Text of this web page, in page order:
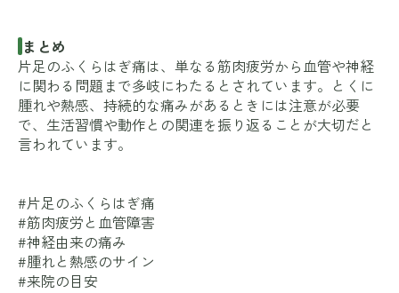
まとめ
片足のふくらはぎ痛は、単なる筋肉疲労から血管や神経
に関わる問題まで多岐にわたるとされています。とくに
腫れや熱感、持続的な痛みがあるときには注意が必要
で、生活習慣や動作との関連を振り返ることが大切だと
言われています。
#片足のふくらはぎ痛
#筋肉疲労と血管障害
#神経由来の痛み
#腫れと熱感のサイン
#来院の目安